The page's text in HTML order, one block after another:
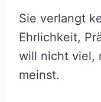
Sie verlangt
Ehrlichkeit,
will nicht viel,
meinst.